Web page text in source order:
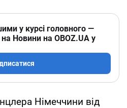
у курсі головного —
на Новини на OBOZ.UA у
Німеччини від